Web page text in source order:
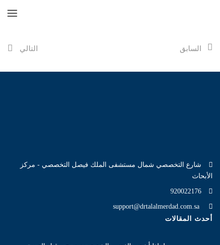
السابق التالي
شارع التخصصي شمال مستشفى الملك فيصل التخصصي - مركز
الأبحاث
920022176
أحدث المقالات